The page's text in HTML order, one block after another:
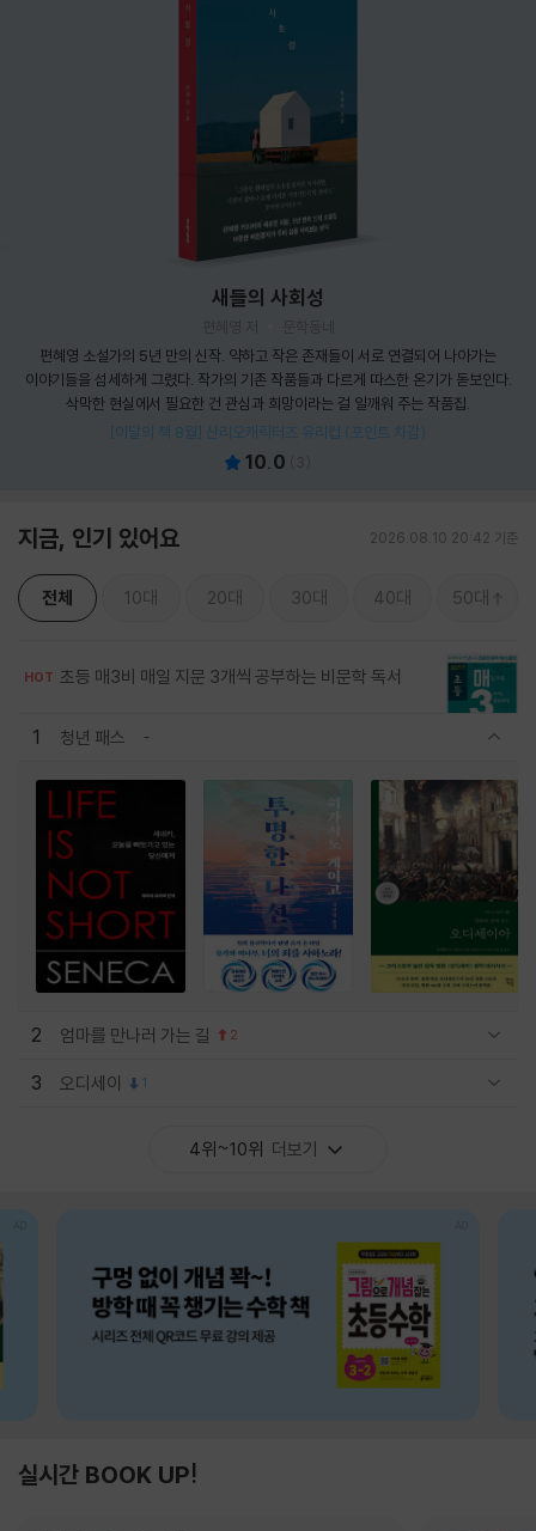
새들의 사회성
편혜영 소설가의 5년 만의 신작. 약하고 작은 존재들이 서로 연결되어 나아가는
이야기들을 섬세하게 그렸다. 작가의 기존 작품들과 다르게 따스한 온기가 돋보인다.
삭막한 현실에서 필요한 건 관심과 희망이라는 걸 일깨워 주는 작품집.
[이달의 책 8월] 산리오캐릭터즈 유리컵 (포인트 차감)
10.0
지금, 인기 있어요 2026.08.10 20:42 기준
전체 10대 20대 30대 40대 50대
HOT 초등 매3비 매일 지문 3개씩 공부하는 비문학 독서
1 청년 패스
2 엄마를 만나러 가는 길 2
3 오디세이 1
4위~10위 더보기
실시간 BOOK UP!